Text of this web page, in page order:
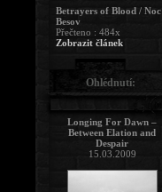
Betrayers of Blood / Noc
Besov
Přečteno : 484x
Zobrazit článek
Ohlédnutí:
Longing For Dawn –
Between Elation and
Despair
15.03.2009